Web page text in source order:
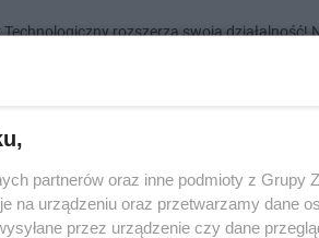
Technologiczny rozszerza swoją działalność!
powstają przy
partnerów oraz inne podmioty z Grupy
na urządzeniu oraz przetwarzamy dane
przez urządzenie czy dane